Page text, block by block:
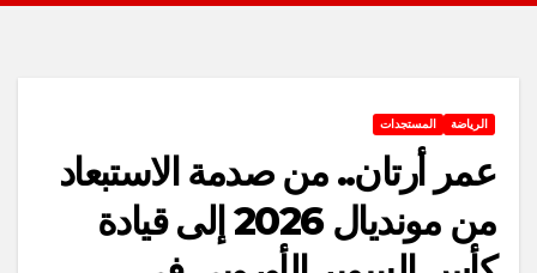
الرياضة المستجدات
عمر أرتان.. من صدمة الاستبعاد
من مونديال 2026 إلى قيادة